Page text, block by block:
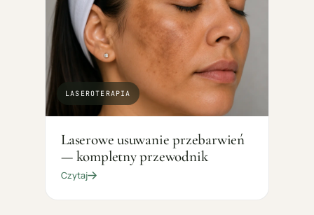
LASEROTERAPIA
Laserowe usuwanie przebarwień
— kompletny przewodnik
Czytaj